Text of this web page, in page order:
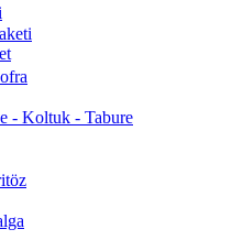
- Koltuk - Tabure